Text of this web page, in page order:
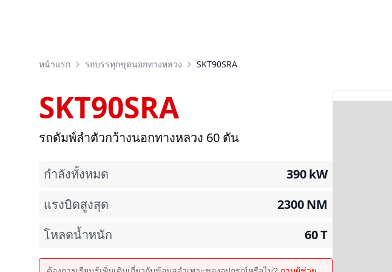
หน้าแรก รถบรรทุกขุดนอกทางหลวง SKT90SRA
SKT90SRA
รถดัมพ์ลำตัวกว้างนอกทางหลวง 60 ตัน
กำลังทั้งหมด 390kW
แรงบิดสูงสุด
2300NM
โหลดน้ำหนัก
60T